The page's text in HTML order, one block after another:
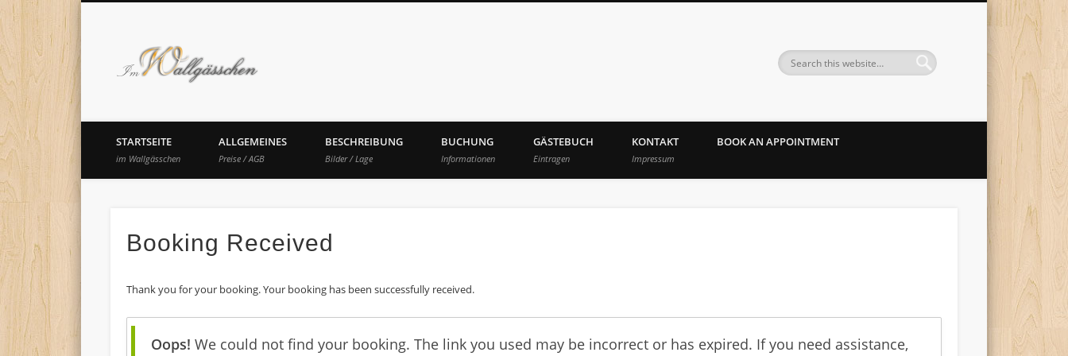
STARTSEITE
im Wallgässchen
ALLGEMEINES
Preise / AGB
BESCHREIBUNG
Bilder / Lage
BUCHUNG
Informationen
GÄSTEBUCH
Eintragen
KONTAKT
Impressum
BOOK AN APPOINTMENT
Booking Received
Thank you for your booking. Your booking has been successfully received.
Oops! We could not find your booking. The link you used may be incorrect or has expired. If you need assistance,